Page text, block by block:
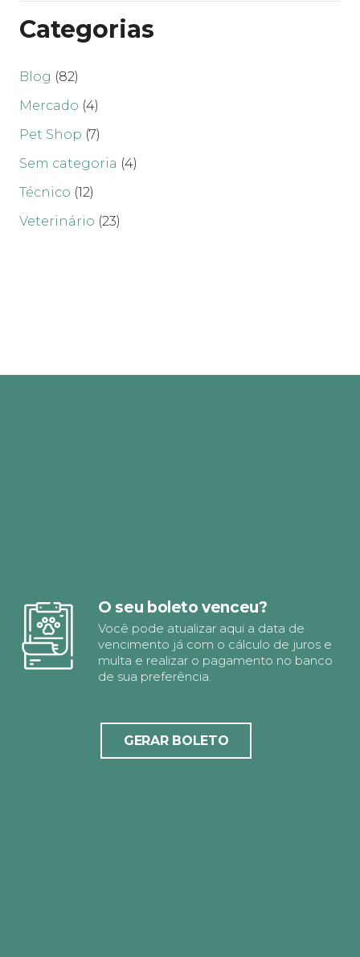
Categorias
Blog (82)
Mercado (4)
Pet Shop (7)
Sem categoria (4)
Técnico (12)
Veterinário (23)
O seu boleto venceu?
Você pode atualizar aqui a data de
vencimento já com o cálculo de juros e
multa e realizar o pagamento no banco
de sua preferência.
GERAR BOLETO